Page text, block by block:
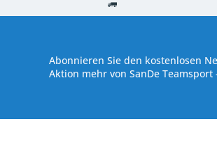
Abonnieren Sie den kostenlosen
Aktion mehr von SanDe